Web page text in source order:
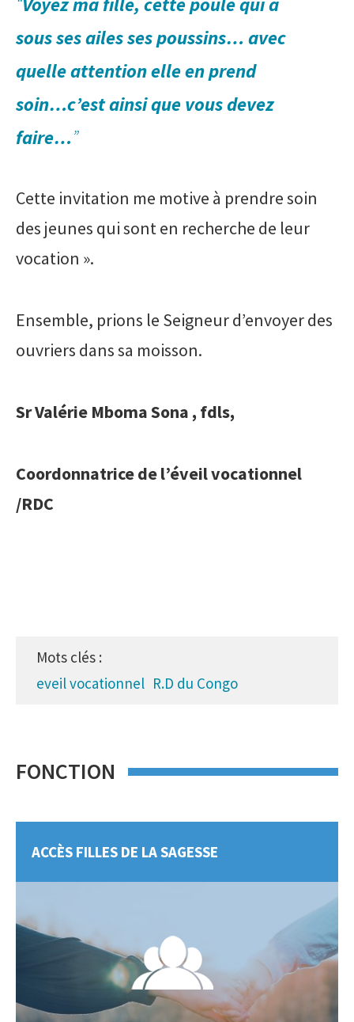
sous ses ailes ses poussins… avec
quelle attention elle en prend
soin…c’est ainsi que vous devez
faire…”
Cette invitation me motive à prendre soin
des jeunes qui sont en recherche de leur
vocation ».
Ensemble, prions le Seigneur d’envoyer des
ouvriers dans sa moisson.
Sr Valérie Mboma Sona , fdls,
Coordonnatrice de l’éveil vocationnel
/RDC
Mots clés :
eveil vocationnel R.D du Congo
FONCTION
ACCÈS FILLES DE LA SAGESSE